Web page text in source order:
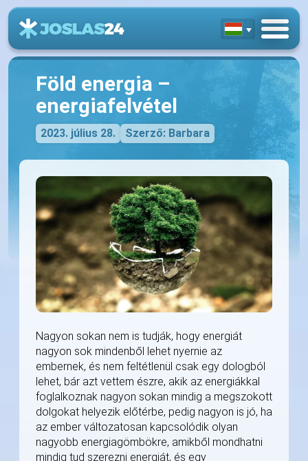
Föld energia –
energiafelvétel
2023. július 28. Szerző: Barbara
Nagyon sokan nem is tudják, hogy energiát
nagyon sok mindenből lehet nyernie az
embernek, és nem feltétlenül csak egy dologból
lehet, bár azt vettem észre, akik az energiákkal
foglalkoznak nagyon sokan mindig a megszokott
dolgokat helyezik előtérbe, pedig nagyon is jó, ha
az ember változatosan kapcsolódik olyan
nagyobb energiagömbökre, amikből mondhatni
mindig tud szerezni energiát, és egy